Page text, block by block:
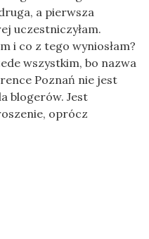
a pierwsza
uczestniczyłam.
i co z tego wyniosłam?
wszystkim, bo nazwa
Poznań nie jest
blogerów. Jest
oprócz